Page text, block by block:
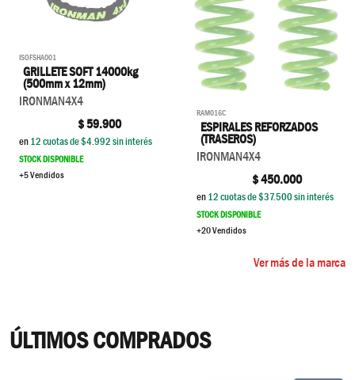
ISOFSHA001
GRILLETE SOFT 14000kg
(500mm x 12mm)
IRONMAN4X4
$59.900
en12cuotas de $4.992sin interés
STOCK DISPONIBLE
+5 Vendidos
RAM016C
ESPIRALES REFORZADOS
(TRASEROS)
IRONMAN4X4
$450.000
en12cuotas de $37.500sin interés
STOCK DISPONIBLE
+20 Vendidos
Ver más de la marca
ÚLTIMOS COMPRADOS